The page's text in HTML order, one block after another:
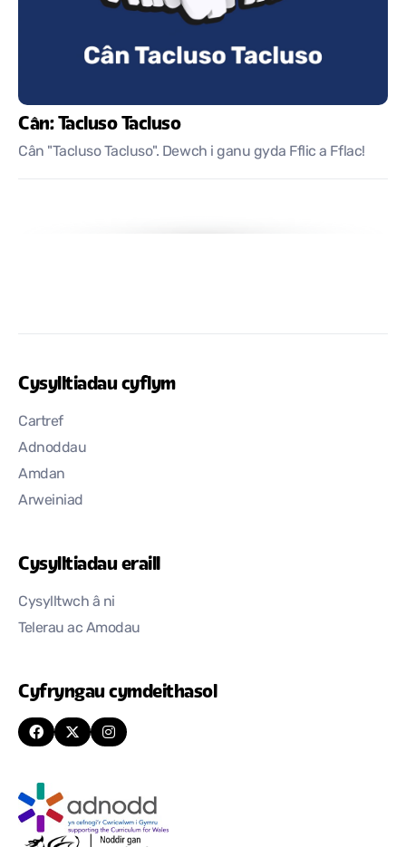
Cân: Tacluso Tacluso
Cân "Tacluso Tacluso". Dewch i ganu gyda Fflic a Fflac!
Cysylltiadau cyflym
Cartref
Adnoddau
Amdan
Arweiniad
Cysylltiadau eraill
Cysylltwch â ni
Telerau ac Amodau
Cyfryngau cymdeithasol